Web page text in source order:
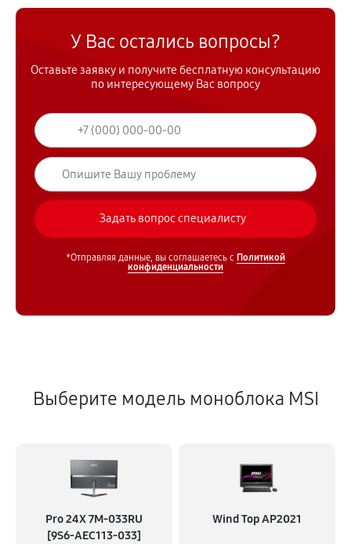
У Вас остались вопросы?
Оставьте заявку и получите бесплатную консультацию
по интересующему Вас вопросу
*Отправляя данные, вы соглашаетесь с Политикой
конфиденциальности
Выберите модель моноблока MSI
Pro 24X 7M-033RU
[9S6-AEC113-033]
Wind Top AP2021